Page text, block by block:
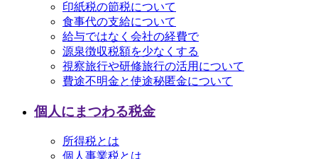
印紙税の節税について
食事代の支給について
給与ではなく会社の経費で
源泉徴収税額を少なくする
視察旅行や研修旅行の活用について
費途不明金と使途秘匿金について
個人にまつわる税金
所得税とは
個人事業税とは